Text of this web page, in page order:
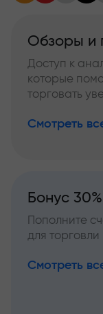
Обзоры и
Доступ к
которые
торговать
Смотреть
Бонус 30%
Пополните
для торговли
Смотреть